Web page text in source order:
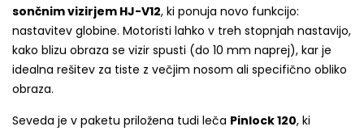
sončnim vizirjem HJ-V12, ki ponuja novo funkcijo:
nastavitev globine. Motoristi lahko v treh stopnjah nastavijo,
kako blizu obraza se vizir spusti (do 10 mm naprej), kar je
idealna rešitev za tiste z večjim nosom ali specifično obliko
obraza.
Seveda je v paketu priložena tudi leča Pinlock 120, ki